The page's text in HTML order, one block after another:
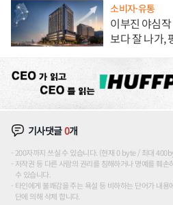
소비자·유통
이부진 야심
보다 잘 나가,
기사댓글0개
200자까지 쓰실 수 있습니다. (현재 0 byte / 최대
저작권 등 다른 사람의 권리를 침해하거나 명예를 훼
수 있습니다.
타인에게 불쾌감을 주는 욕설 등 비하하는 단어가 내
단에 의해 삭제 합니다.